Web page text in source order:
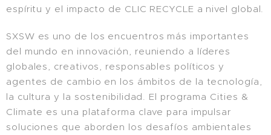
espíritu y el impacto de CLIC RECYCLE a nivel global.
SXSW es uno de los encuentros más importantes
del mundo en innovación, reuniendo a líderes
globales, creativos, responsables políticos y
agentes de cambio en los ámbitos de la tecnología,
la cultura y la sostenibilidad. El programa Cities &
Climate es una plataforma clave para impulsar
soluciones que aborden los desafíos ambientales